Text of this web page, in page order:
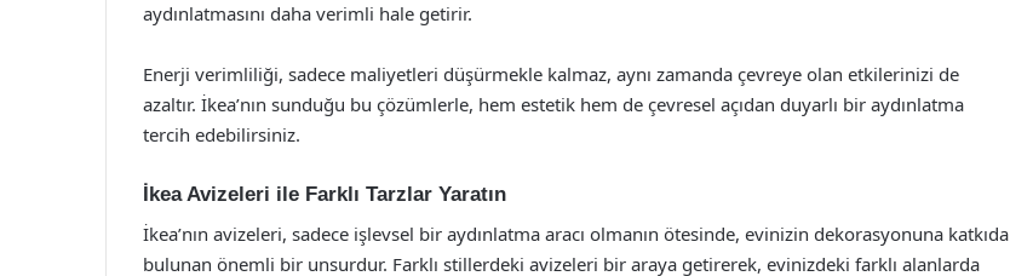
aydınlatmasını daha verimli hale getirir.
Enerji verimliliği, sadece maliyetleri düşürmekle kalmaz, aynı zamanda çevreye olan etkilerinizi de
azaltır. İkea’nın sunduğu bu çözümlerle, hem estetik hem de çevresel açıdan duyarlı bir aydınlatma
tercih edebilirsiniz.
İkea Avizeleri ile Farklı Tarzlar Yaratın
İkea’nın avizeleri, sadece işlevsel bir aydınlatma aracı olmanın ötesinde, evinizin dekorasyonuna katkıda
bulunan önemli bir unsurdur. Farklı stillerdeki avizeleri bir araya getirerek, evinizdeki farklı alanlarda